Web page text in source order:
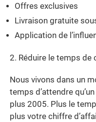
Offres exclusives
Livraison gratuite
Application de
2. Réduire le temps de
Nous vivons dans un
temps d’attendre
plus 2005. Plus le
plus votre chiffre